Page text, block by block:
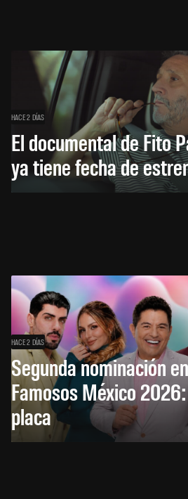
HACE 2 DÍAS
El documental de Fito
ya tiene fecha de
HACE 2 DÍAS
Segunda nominación
Famosos México
placa